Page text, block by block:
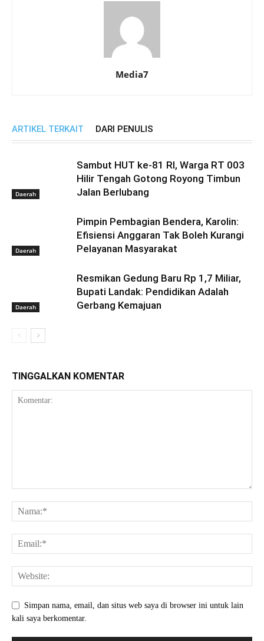
Media7
ARTIKEL TERKAIT DARI PENULIS
Daerah
Sambut HUT ke-81 RI, Warga RT 003
Hilir Tengah Gotong Royong Timbun
Jalan Berlubang
Daerah
Pimpin Pembagian Bendera, Karolin:
Efisiensi Anggaran Tak Boleh Kurangi
Pelayanan Masyarakat
Daerah
Resmikan Gedung Baru Rp 1,7 Miliar,
Bupati Landak: Pendidikan Adalah
Gerbang Kemajuan
TINGGALKAN KOMENTAR
Simpan nama, email, dan situs web saya di browser ini untuk lain
kali saya berkomentar.